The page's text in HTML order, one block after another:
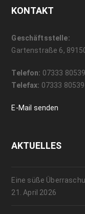
KONTAKT
Geschäftsstelle:
Gartenstraße 6,
Telefon: 07333
Telefax: 07333
E-Mail senden
AKTUELLES
Eine süße
21. April 2026